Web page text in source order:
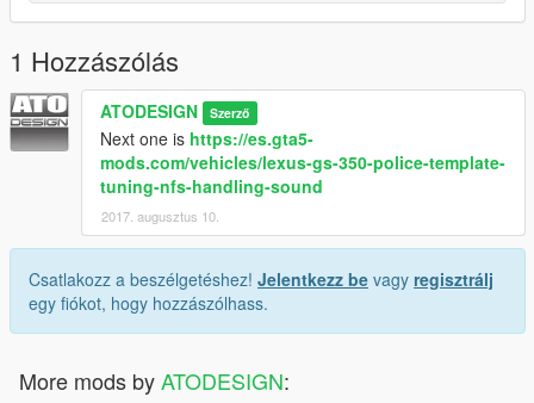
1 Hozzászólás
ATODESIGN Szerző
Next one is https://es.gta5-
mods.com/vehicles/lexus-gs-350-police-template-
tuning-nfs-handling-sound
2017. augusztus 10.
Csatlakozz a beszélgetéshez! Jelentkezz be vagy regisztrálj
egy fiókot, hogy hozzászólhass.
More mods byATODESIGN: